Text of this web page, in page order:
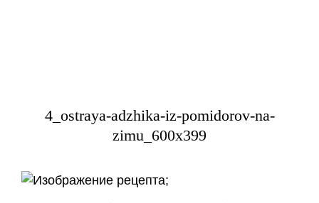
4_ostraya-adzhika-iz-pomidorov-na-
zimu_600x399
;